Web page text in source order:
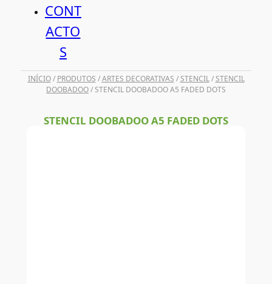
CONT
ACTO
S
INÍCIO/ PRODUTOS /ARTES DECORATIVAS /STENCIL/STENCIL
DOOBADOO/ STENCIL DOOBADOO A5 FADED DOTS
STENCIL DOOBADOO A5 FADED DOTS